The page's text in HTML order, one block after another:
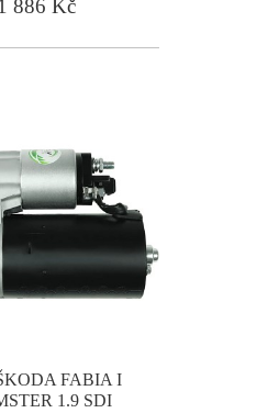
886 Kč
FABIA I
1.9 SDI